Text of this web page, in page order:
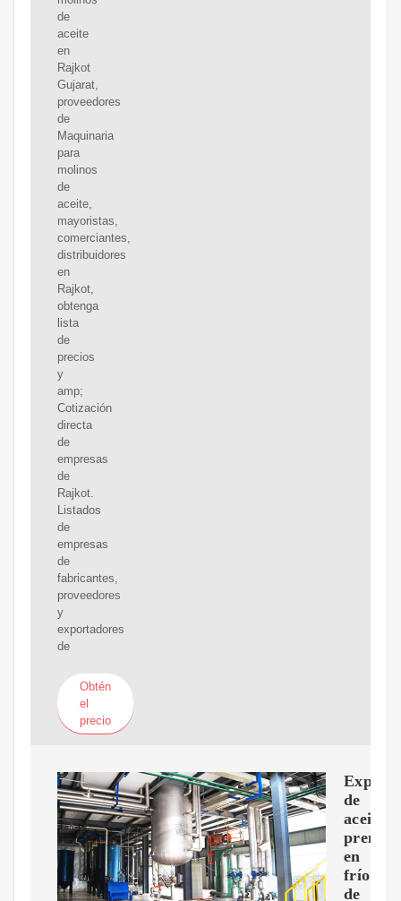
de
aceite
en
Rajkot
Gujarat,
proveedores
de
Maquinaria
para
molinos
de
aceite,
mayoristas,
comerciantes,
distribuidores
en
Rajkot,
obtenga
lista
de
precios
y
amp;
Cotización
directa
de
empresas
de
Rajkot.
Listados
de
empresas
de
fabricantes,
proveedores
y
exportadores
de
Obtén
el
precio
de
aceite
en
frío
de